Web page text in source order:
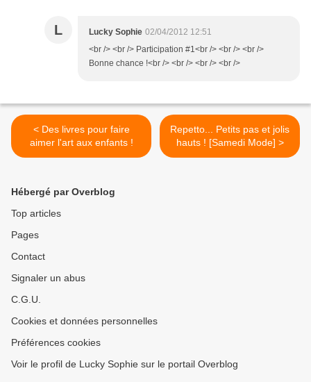
L Lucky Sophie 02/04/2012 12:51
<br /> <br /> Participation #1<br /> <br /> <br />
Bonne chance !<br /> <br /> <br /> <br />
< Des livres pour faire
aimer l'art aux enfants !
Repetto... Petits pas et jolis
hauts ! [Samedi Mode] >
Hébergé par Overblog
Top articles
Pages
Contact
Signaler un abus
C.G.U.
Cookies et données personnelles
Préférences cookies
Voir le profil de Lucky Sophie sur le portail Overblog